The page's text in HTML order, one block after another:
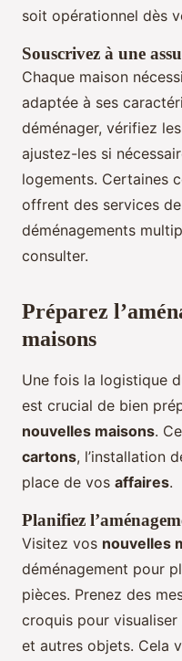
soit opérationnel dès
Souscrivez à une
Chaque maison
adaptée à ses
déménager, vérifiez
ajustez-les si
logements. Certaines
offrent des services
déménagements
consulter.
Préparez
maisons
Une fois la logistique
est crucial de bien
nouvelles maisons.
cartons, l’installation
place de vos affaires.
Planifiez
Visitez vos nouvelles
déménagement pour
pièces. Prenez des
croquis pour visualiser
et autres objets. Cela